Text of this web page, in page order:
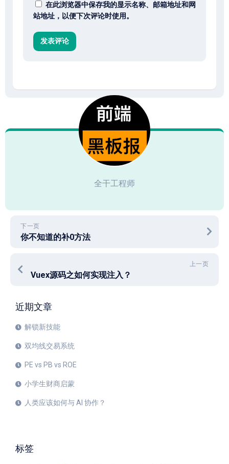
在此浏览器中保存我的显示名称、邮箱地址和网
站地址，以便下次评论时使用。
全干工程师
下一页
你不知道的补0方法
上一页
Vuex源码之如何实现注入？
近期文章
解锁新技能
双均线交易系统
PE vs PB vs ROE
小学生财商启蒙
人类应该如何与 AI 协作？
标签